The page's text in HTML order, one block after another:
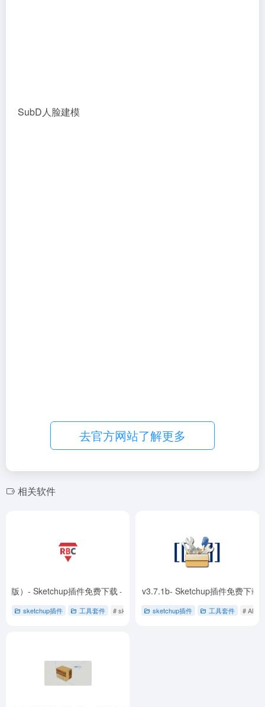
SubD人脸建模
去官方网站了解更多
相关软件
版）- Sketchup插件免费下载 - RBC_Library（RBC扩展库）（原版）-
sketchup插件 工具套件 # sketchup插件 # 免费下载 # 多语言支持
AMS Library (AMS运行库) v3.7.1b- Sketchup插件免费下载
sketchup插件 工具套件 # AMS